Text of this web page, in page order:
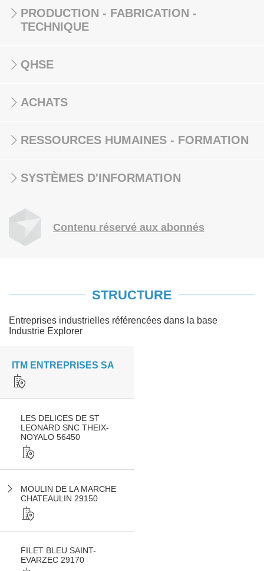
PRODUCTION - FABRICATION -
TECHNIQUE
QHSE
ACHATS
RESSOURCES HUMAINES - FORMATION
SYSTÈMES D'INFORMATION
Contenu réservé aux abonnés
STRUCTURE
Entreprises industrielles référencées dans la base
Industrie Explorer
ITM ENTREPRISES SA
LES DELICES DE ST
LEONARD SNC THEIX-
NOYALO 56450
MOULIN DE LA MARCHE
CHATEAULIN 29150
FILET BLEU SAINT-
EVARZEC 29170